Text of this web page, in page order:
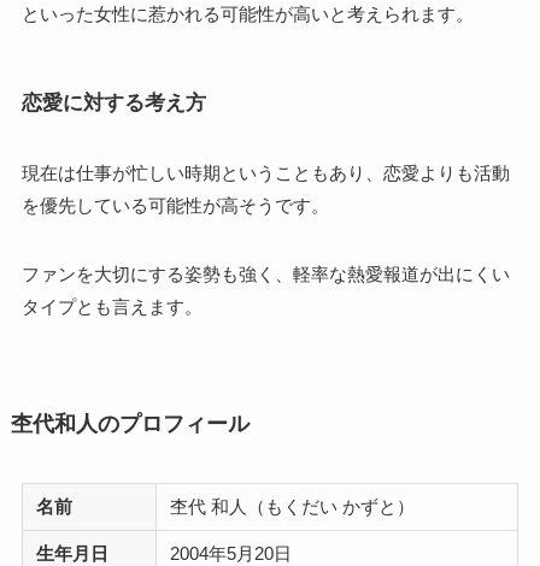
といった女性に惹かれる可能性が高いと考えられます。
恋愛に対する考え方
現在は仕事が忙しい時期ということもあり、恋愛よりも活動
を優先している可能性が高そうです。
ファンを大切にする姿勢も強く、軽率な熱愛報道が出にくい
タイプとも言えます。
杢代和人のプロフィール
名前 杢代 和人（もくだい かずと）
生年月日 2004年5月20日